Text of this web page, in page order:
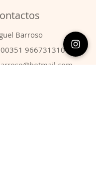
Barroso
00351 966731310